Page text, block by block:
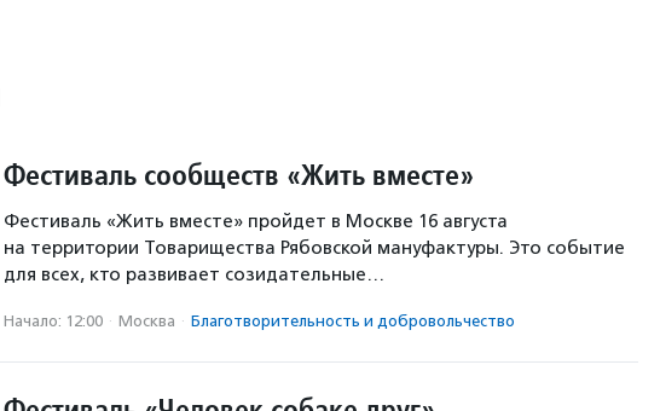
Фестиваль сообществ «Жить вместе»
Фестиваль «Жить вместе» пройдет в Москве 16 августа
на территории Товарищества Рябовской мануфактуры. Это событие
для всех, кто развивает созидательные…
Начало: 12:00 · Москва · Благотвори­тель­ность и доброволь­чест­во